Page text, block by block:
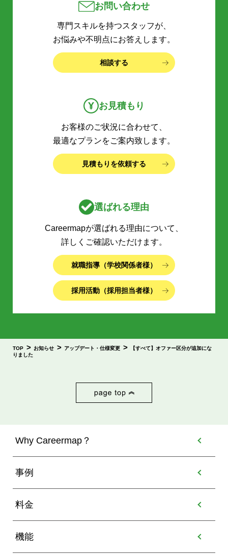
お問い合わせ
専門スキルを持つスタッフが、
お悩みや不明点にお答えします。
相談する
お見積もり
お客様のご状況に合わせて、
最適なプランをご案内致します。
見積もりを依頼する
選ばれる理由
Careermapが選ばれる理由について、
詳しくご確認いただけます。
就職指導（学校関係者様）
採用活動（採用担当者様）
TOP > お知らせ > アップデート・仕様変更 >
【すべて】オファー区分が追加にな
りました
Why Careermap？
事例
料金
機能